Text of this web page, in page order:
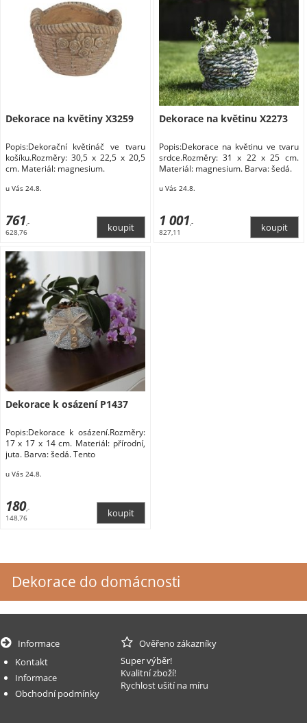
Dekorace na květiny X3259
Popis:Dekorační květináč ve tvaru
košíku.Rozměry: 30,5 x 22,5 x 20,5
cm. Materiál: magnesium.
u Vás 24.8.
761,-
628,76
Dekorace na květinu X2273
Popis:Dekorace na květinu ve tvaru
srdce.Rozměry: 31 x 22 x 25 cm.
Materiál: magnesium. Barva: šedá.
u Vás 24.8.
1 001,-
827,11
Dekorace k osázení P1437
Popis:Dekorace k osázení.Rozměry:
17 x 17 x 14 cm. Materiál: přírodní,
juta. Barva: šedá. Tento
u Vás 24.8.
180,-
148,76
Dekorace do domácnosti
Informace
Kontakt
Informace
Obchodní podmínky
Ověřeno zákazníky
Super výběr!
Kvalitní zboží!
Rychlost ušití na míru